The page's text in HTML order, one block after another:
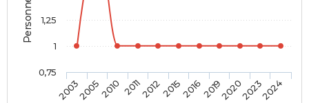
200320052010 20112012201520162019202020232024
0,75
1
1,25